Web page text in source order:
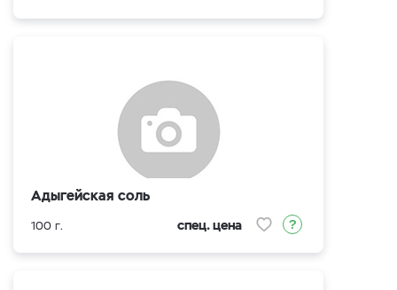
Адыгейская соль
100 г. спец. цена